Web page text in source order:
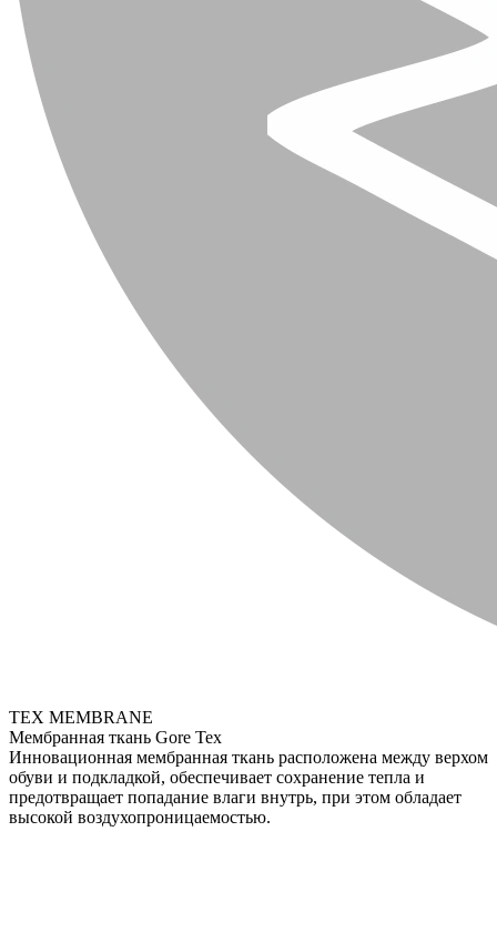
TEX MEMBRANE
Мембранная ткань Gore Tex
Инновационная мембранная ткань расположена между верхом
обуви и подкладкой, обеспечивает сохранение тепла и
предотвращает попадание влаги внутрь, при этом обладает
высокой воздухопроницаемостью.